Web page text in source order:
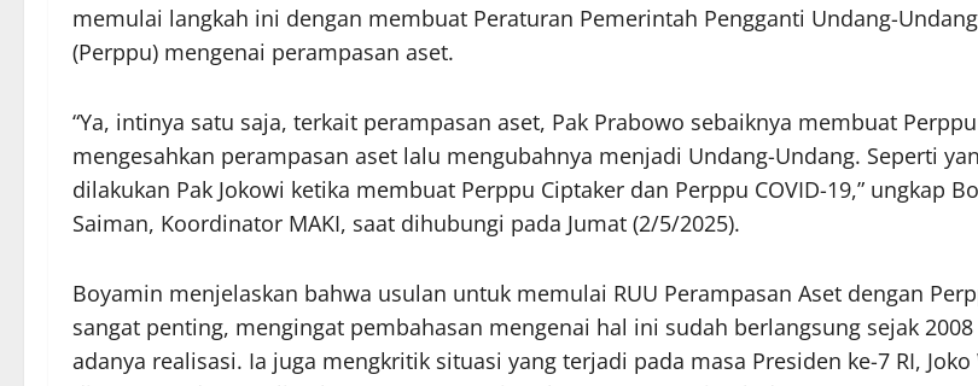
memulai langkah ini dengan membuat Peraturan Pemerintah Pengganti Undang-Undang
(Perppu) mengenai perampasan aset.
“Ya, intinya satu saja, terkait perampasan aset, Pak Prabowo sebaiknya membuat
mengesahkan perampasan aset lalu mengubahnya menjadi Undang-Undang. Seperti
dilakukan Pak Jokowi ketika membuat Perppu Ciptaker dan Perppu COVID-19,” ungkap
Saiman, Koordinator MAKI, saat dihubungi pada Jumat (2/5/2025).
Boyamin menjelaskan bahwa usulan untuk memulai RUU Perampasan Aset dengan
sangat penting, mengingat pembahasan mengenai hal ini sudah berlangsung sejak
adanya realisasi. Ia juga mengkritik situasi yang terjadi pada masa Presiden ke-7 RI,